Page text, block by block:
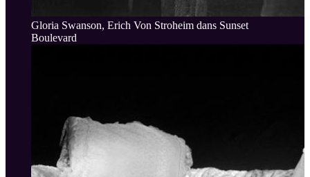
Gloria Swanson, Erich Von Stroheim dans Sunset
Boulevard